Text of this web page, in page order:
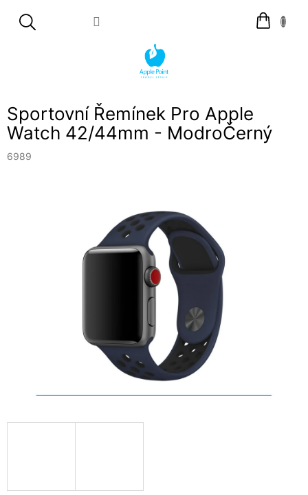
Nákupní
košík
Sportovní Řemínek Pro Apple
Watch 42/44mm - ModroČerný
6989